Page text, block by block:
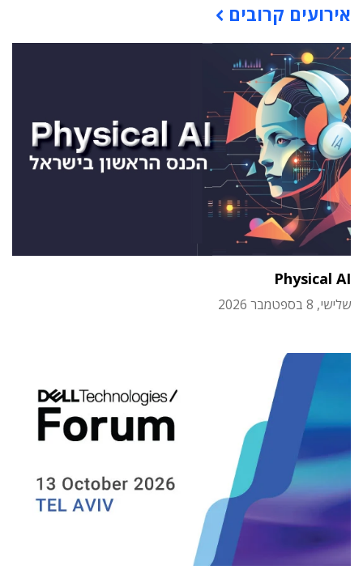
אירועים קרובים
Physical AI
שלישי, 8 בספטמבר 2026